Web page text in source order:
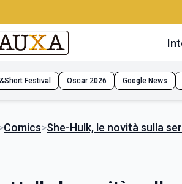
Festival Oscar 2026 Google News
Comics>She-Hulk, le novità sulla